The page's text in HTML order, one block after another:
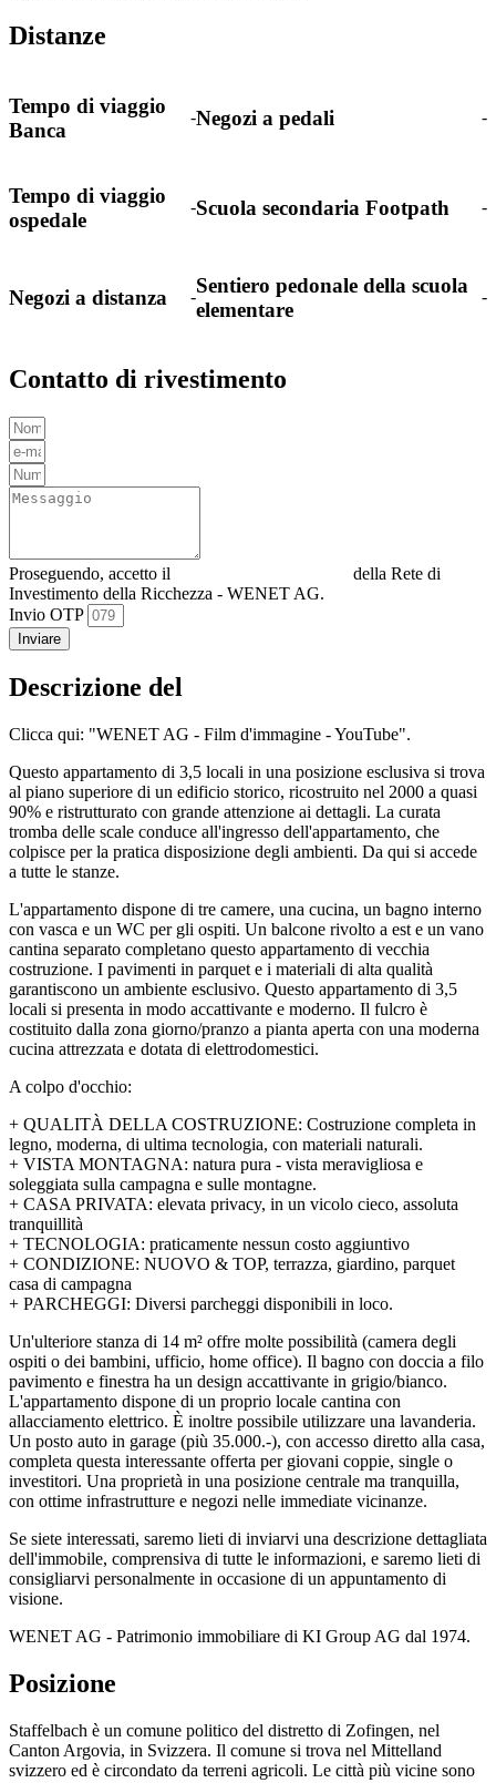
Distanze
Tempo di viaggio
Banca
-Negozi a pedali -
Tempo di viaggio
ospedale
-Scuola secondaria Footpath -
Negozi a distanza -Sentiero pedonale della scuola
elementare
-
Contatto di rivestimento
Proseguendo, accetto il
della Rete di
Investimento della Ricchezza - WENET AG.
Invio OTP
Inviare
Descrizione del
Clicca qui: "WENET AG - Film d'immagine - YouTube".
Questo appartamento di 3,5 locali in una posizione esclusiva si trova
al piano superiore di un edificio storico, ricostruito nel 2000 a quasi
90% e ristrutturato con grande attenzione ai dettagli. La curata
tromba delle scale conduce all'ingresso dell'appartamento, che
colpisce per la pratica disposizione degli ambienti. Da qui si accede
a tutte le stanze.
L'appartamento dispone di tre camere, una cucina, un bagno interno
con vasca e un WC per gli ospiti. Un balcone rivolto a est e un vano
cantina separato completano questo appartamento di vecchia
costruzione. I pavimenti in parquet e i materiali di alta qualità
garantiscono un ambiente esclusivo. Questo appartamento di 3,5
locali si presenta in modo accattivante e moderno. Il fulcro è
costituito dalla zona giorno/pranzo a pianta aperta con una moderna
cucina attrezzata e dotata di elettrodomestici.
A colpo d'occhio:
+ QUALITÀ DELLA COSTRUZIONE: Costruzione completa in
legno, moderna, di ultima tecnologia, con materiali naturali.
+ VISTA MONTAGNA: natura pura - vista meravigliosa e
soleggiata sulla campagna e sulle montagne.
+ CASA PRIVATA: elevata privacy, in un vicolo cieco, assoluta
tranquillità
+ TECNOLOGIA: praticamente nessun costo aggiuntivo
+ CONDIZIONE: NUOVO & TOP, terrazza, giardino, parquet
casa di campagna
+ PARCHEGGI: Diversi parcheggi disponibili in loco.
Un'ulteriore stanza di 14 m² offre molte possibilità (camera degli
ospiti o dei bambini, ufficio, home office). Il bagno con doccia a filo
pavimento e finestra ha un design accattivante in grigio/bianco.
L'appartamento dispone di un proprio locale cantina con
allacciamento elettrico. È inoltre possibile utilizzare una lavanderia.
Un posto auto in garage (più 35.000.-), con accesso diretto alla casa,
completa questa interessante offerta per giovani coppie, single o
investitori. Una proprietà in una posizione centrale ma tranquilla,
con ottime infrastrutture e negozi nelle immediate vicinanze.
Se siete interessati, saremo lieti di inviarvi una descrizione dettagliata
dell'immobile, comprensiva di tutte le informazioni, e saremo lieti di
consigliarvi personalmente in occasione di un appuntamento di
visione.
WENET AG - Patrimonio immobiliare di KI Group AG dal 1974.
Posizione
Staffelbach è un comune politico del distretto di Zofingen, nel
Canton Argovia, in Svizzera. Il comune si trova nel Mittelland
svizzero ed è circondato da terreni agricoli. Le città più vicine sono